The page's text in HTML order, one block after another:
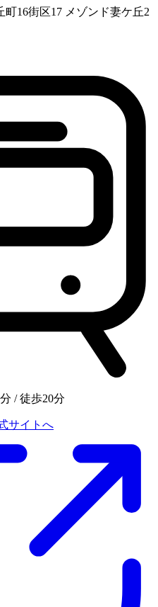
16街区17 メゾンド妻ケ丘2
/ 徒歩20分
サイトへ